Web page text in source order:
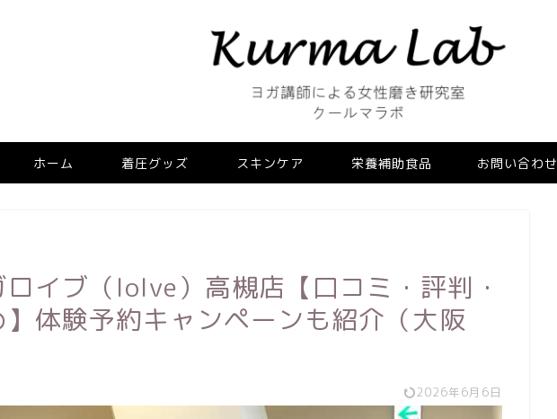
ホーム 着圧グッズ スキンケア 栄養補助食品 お問い合わせ
イブ（loIve）高槻店【口コミ・評判・
体験予約キャンペーンも紹介（大阪
2026年6月6日